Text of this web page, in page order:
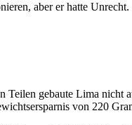
aber er hatte Unrecht.
Teilen gebaute Lima nicht
von 220